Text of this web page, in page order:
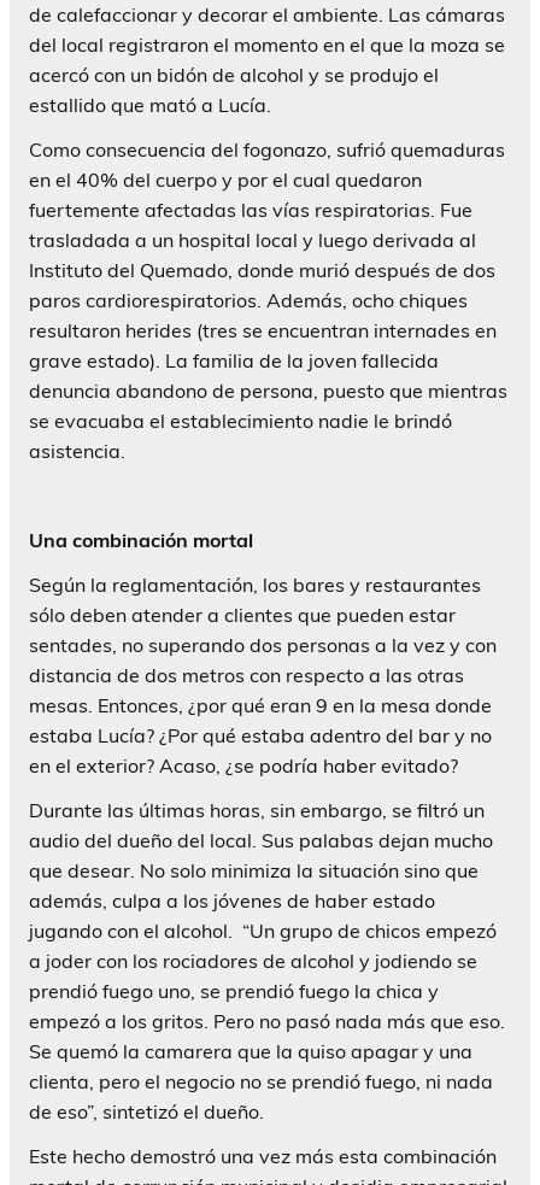
de calefaccionar y decorar el ambiente. Las cámaras
del local registraron el momento en el que la moza se
acercó con un bidón de alcohol y se produjo el
estallido que mató a Lucía.
Como consecuencia del fogonazo, sufrió quemaduras
en el 40% del cuerpo y por el cual quedaron
fuertemente afectadas las vías respiratorias. Fue
trasladada a un hospital local y luego derivada al
Instituto del Quemado, donde murió después de dos
paros cardiorespiratorios. Además, ocho chiques
resultaron herides (tres se encuentran internades en
grave estado). La familia de la joven fallecida
denuncia abandono de persona, puesto que mientras
se evacuaba el establecimiento nadie le brindó
asistencia.
Una combinación mortal
Según la reglamentación, los bares y restaurantes
sólo deben atender a clientes que pueden estar
sentades, no superando dos personas a la vez y con
distancia de dos metros con respecto a las otras
mesas. Entonces, ¿por qué eran 9 en la mesa donde
estaba Lucía? ¿Por qué estaba adentro del bar y no
en el exterior? Acaso, ¿se podría haber evitado?
Durante las últimas horas, sin embargo, se filtró un
audio del dueño del local. Sus palabas dejan mucho
que desear. No solo minimiza la situación sino que
además, culpa a los jóvenes de haber estado
jugando con el alcohol. “Un grupo de chicos empezó
a joder con los rociadores de alcohol y jodiendo se
prendió fuego uno, se prendió fuego la chica y
empezó a los gritos. Pero no pasó nada más que eso.
Se quemó la camarera que la quiso apagar y una
clienta, pero el negocio no se prendió fuego, ni nada
de eso”, sintetizó el dueño.
Este hecho demostró una vez más esta combinación